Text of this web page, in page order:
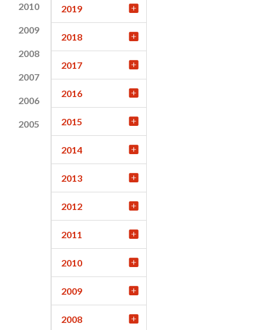
2010
2009
2008
2007
2006
2005
2019
2018
2017
2016
2015
2014
2013
2012
2011
2010
2009
2008